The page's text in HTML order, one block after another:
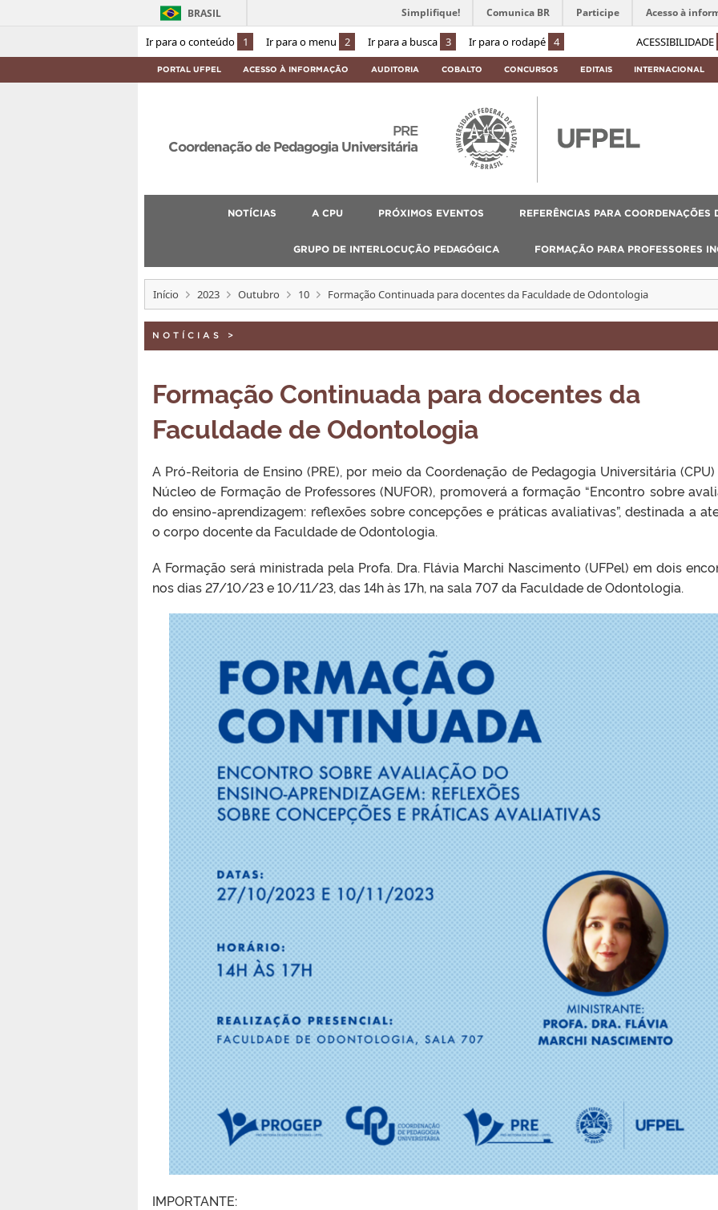
Ir para o conteúdo 1 Ir para o menu 2 Ir para a busca 3 Ir para o rodapé 4 ACESSIBILIDADE
BRASIL Simplifique! Comunica BR Participe Acesso à
PORTAL UFPEL ACESSO À INFORMAÇÃO AUDITORIA COBALTO CONCURSOS EDITAIS INTERNACIONAL
PRE
Coordenação de Pedagogia Universitária
NOTÍCIAS A CPU PRÓXIMOS EVENTOS REFERÊNCIAS PARA COORDENAÇÕES
GRUPO DE INTERLOCUÇÃO PEDAGÓGICA FORMAÇÃO PARA PROFESSORES
Início 2023 Outubro 10 Formação Continuada para docentes da Faculdade de Odontologia
NOTÍCIAS >
Formação Continuada para docentes da
Faculdade de Odontologia
A Pró-Reitoria de Ensino (PRE), por meio da Coordenação de Pedagogia Universitária
Núcleo de Formação de Professores (NUFOR), promoverá a formação “Encontro sobre
do ensino-aprendizagem: reflexões sobre concepções e práticas avaliativas”, destinada a
o corpo docente da Faculdade de Odontologia.
A Formação será ministrada pela Profa. Dra. Flávia Marchi Nascimento (UFPel) em dois
nos dias 27/10/23 e 10/11/23, das 14h às 17h, na sala 707 da Faculdade de Odontologia.
IMPORTANTE: